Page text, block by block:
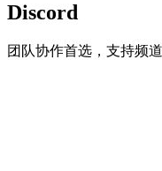
Discord
团队协作首选，支持频